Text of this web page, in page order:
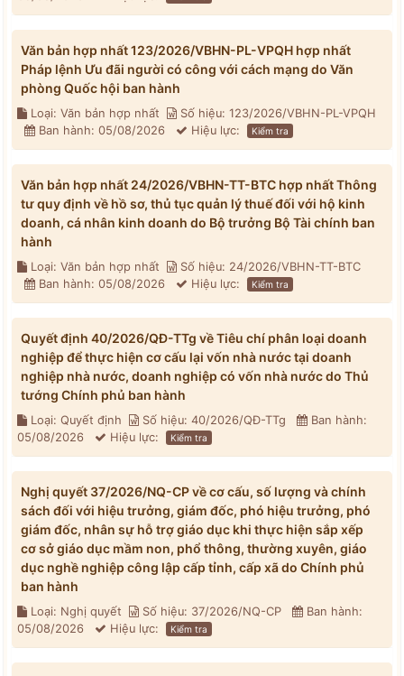
Văn bản hợp nhất 123/2026/VBHN-PL-VPQH hợp nhất
Pháp lệnh Ưu đãi người có công với cách mạng do Văn
phòng Quốc hội ban hành
Loại: Văn bản hợp nhất
Số hiệu: 123/2026/VBHN-PL-VPQH
Ban hành: 05/08/2026
Hiệu lực: Kiểm tra
Văn bản hợp nhất 24/2026/VBHN-TT-BTC hợp nhất Thông
tư quy định về hồ sơ, thủ tục quản lý thuế đối với hộ kinh
doanh, cá nhân kinh doanh do Bộ trưởng Bộ Tài chính ban
hành
Loại: Văn bản hợp nhất
Số hiệu: 24/2026/VBHN-TT-BTC
Ban hành: 05/08/2026
Hiệu lực: Kiểm tra
Quyết định 40/2026/QĐ-TTg về Tiêu chí phân loại doanh
nghiệp để thực hiện cơ cấu lại vốn nhà nước tại doanh
nghiệp nhà nước, doanh nghiệp có vốn nhà nước do Thủ
tướng Chính phủ ban hành
Loại: Quyết định Số hiệu: 40/2026/QĐ-TTg
Ban hành:
05/08/2026
Hiệu lực: Kiểm tra
Nghị quyết 37/2026/NQ-CP về cơ cấu, số lượng và chính
sách đối với hiệu trưởng, giám đốc, phó hiệu trưởng, phó
giám đốc, nhân sự hỗ trợ giáo dục khi thực hiện sắp xếp
cơ sở giáo dục mầm non, phổ thông, thường xuyên, giáo
dục nghề nghiệp công lập cấp tỉnh, cấp xã do Chính phủ
ban hành
Loại: Nghị quyết Số hiệu: 37/2026/NQ-CP
Ban hành:
05/08/2026
Hiệu lực: Kiểm tra